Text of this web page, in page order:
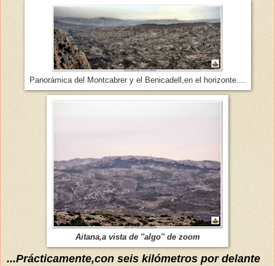
Panorámica del Montcabrer y el Benicadell,en el horizonte....
Aitana,a vista de ''algo'' de zoom
...Prácticamente,con seis kilómetros por delante